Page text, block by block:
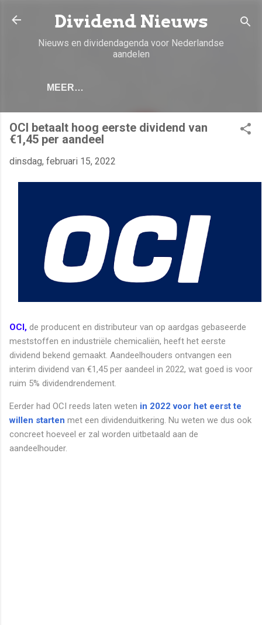
Doorgaan naar hoofdcontent
Dividend Nieuws
Nieuws en dividendagenda voor Nederlandse
aandelen
MEER…
OCI betaalt hoog eerste dividend van
€1,45 per aandeel
dinsdag, februari 15, 2022
OCI, de producent en distributeur van op aardgas gebaseerde
meststoffen en industriële chemicaliën, heeft het eerste
dividend bekend gemaakt. Aandeelhouders ontvangen een
interim dividend van €1,45 per aandeel in 2022, wat goed is voor
ruim 5% dividendrendement.
Eerder had OCI reeds laten weten in 2022 voor het eerst te
willen starten met een dividenduitkering. Nu weten we dus ook
concreet hoeveel er zal worden uitbetaald aan de
aandeelhouder.